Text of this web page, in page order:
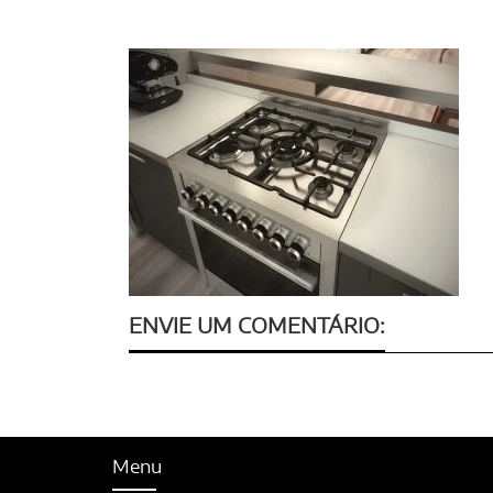
ENVIE UM COMENTÁRIO:
Menu